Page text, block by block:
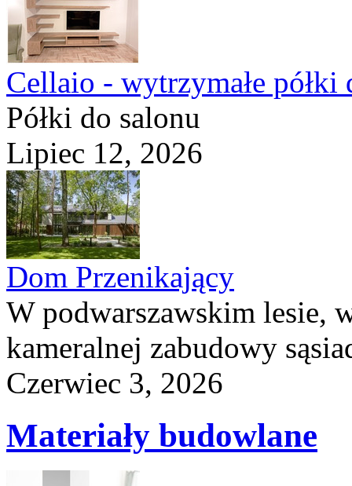
Cellaio - wytrzymałe półki
Półki do salonu
Lipiec 12, 2026
Dom Przenikający
W podwarszawskim lesie,
kameralnej zabudowy
Czerwiec 3, 2026
Materiały budowlane